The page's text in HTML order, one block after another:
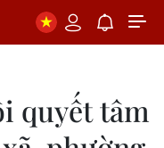
quyết tâm